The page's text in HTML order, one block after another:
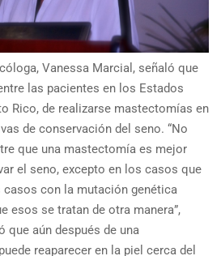
Vanessa Marcial, señaló que
las pacientes en los Estados
Rico, de realizarse mastectomías en
de conservación del seno. “No
que una mastectomía es mejor
el seno, excepto en los casos que
con la mutación genética
esos se tratan de otra manera”,
aún después de una
reaparecer en la piel cerca del